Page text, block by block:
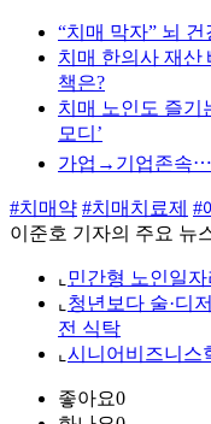
“치매 막자” 뇌
치매 한의사 재산
책은?
치매 노인도 즐기
모디’
가업→기업존속
#치매약 #치매치료제 #
이준호 기자의 주요 뉴
⌞ 민간형 노인일자
⌞ 청년보다 술·디
전 식탁
⌞ 시니어비즈니스
좋아요0